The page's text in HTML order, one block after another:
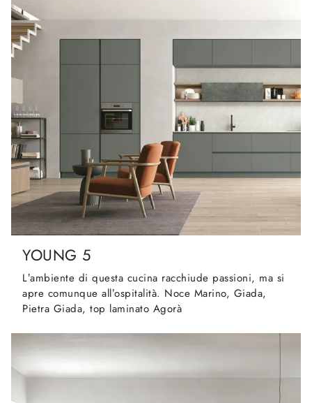
YOUNG 5
L’ambiente di questa cucina racchiude passioni, ma si
apre comunque all’ospitalità. Noce Marino, Giada,
Pietra Giada, top laminato Agorà